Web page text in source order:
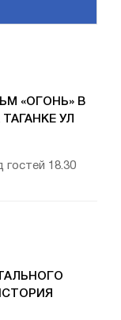
«ОГОНЬ» В
УЛ
гостей 18.30